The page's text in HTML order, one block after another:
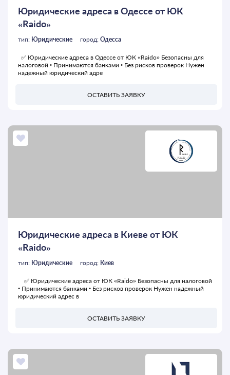
Юридические адреса в Одессе от ЮК
«Raido»
тип: Юридические город: Одесса
✅ Юридические адреса в Одессе от ЮК «Raido» Безопасны для
налоговой • Принимаются банками • Без рисков проверок Нужен
надежный юридический адре
ОСТАВИТЬ ЗАЯВКУ
Юридические адреса в Киеве от ЮК
«Raido»
тип: Юридические город: Киев
✅ Юридические адреса от ЮК «Raido» Безопасны для налоговой
• Принимаются банками • Без рисков проверок Нужен надежный
юридический адрес в
ОСТАВИТЬ ЗАЯВКУ